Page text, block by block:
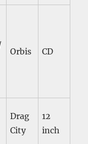
Orbis CD
Drag
City
12
inch